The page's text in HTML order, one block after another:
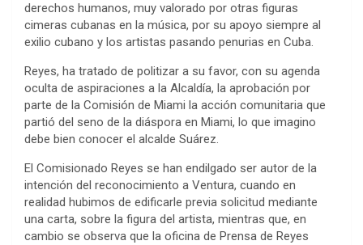
derechos humanos, muy valorado por otras figuras
cimeras cubanas en la música, por su apoyo siempre al
exilio cubano y los artistas pasando penurias en Cuba.
Reyes, ha tratado de politizar a su favor, con su agenda
oculta de aspiraciones a la Alcaldía, la aprobación por
parte de la Comisión de Miami la acción comunitaria que
partió del seno de la diáspora en Miami, lo que imagino
debe bien conocer el alcalde Suárez.
El Comisionado Reyes se han endilgado ser autor de la
intención del reconocimiento a Ventura, cuando en
realidad hubimos de edificarle previa solicitud mediante
una carta, sobre la figura del artista, mientras que, en
cambio se observa que la oficina de Prensa de Reyes